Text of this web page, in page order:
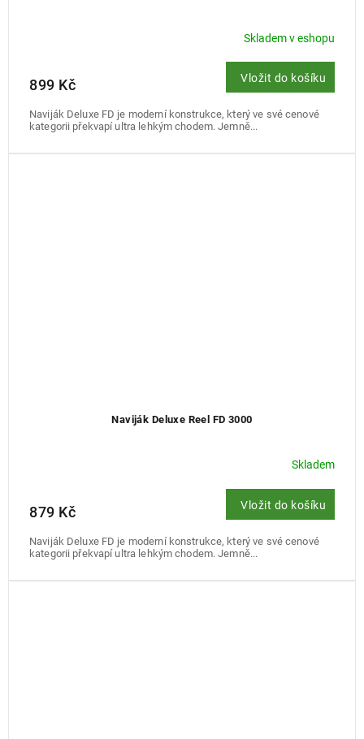
Skladem v eshopu
899 Kč Vložit do košíku
Naviják Deluxe FD je moderní konstrukce, který ve své cenové
kategorii překvapí ultra lehkým chodem. Jemně...
Naviják Deluxe Reel FD 3000
Skladem
879 Kč Vložit do košíku
Naviják Deluxe FD je moderní konstrukce, který ve své cenové
kategorii překvapí ultra lehkým chodem. Jemně...